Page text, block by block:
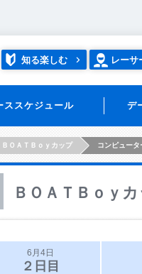
知る楽しむ レーサ
ススケジュール デ
ＢＯＡＴＢｏｙカップ コンピュータ
ＢＯＡＴＢｏｙ
6月4日
２日目